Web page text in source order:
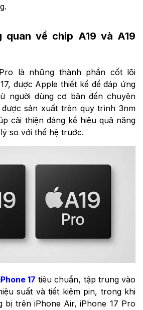
quan về chip A19 và A19
là những thành phần cốt lõi
được Apple thiết kế để đáp ứng
người dùng cơ bản đến chuyên
được sản xuất trên quy trình 3nm
cải thiện đáng kể hiệu quả năng
so với thế hệ trước.
17 tiêu chuẩn, tập trung vào
suất và tiết kiệm pin, trong khi
bị trên iPhone Air, iPhone 17 Pro